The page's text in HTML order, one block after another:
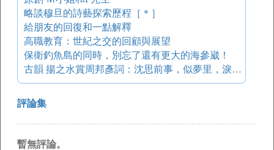
略談穆旦的詩藝探索歷程［＊］
給朋友的回復和一點解釋
高職教育：世紀之交的回顧與展望
保衛釣魚島的同時，別忘了還有更大的海參崴！
古韻 揚之水賞周邦彥詞：沈思前事，似夢里，淚暗滴
評論集
暫無評論。